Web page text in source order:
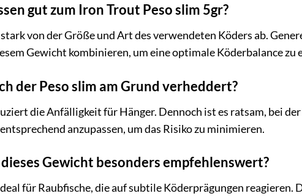
gut zum Iron Trout Peso slim 5gr?
von der Größe und Art des verwendeten Köders ab.
Gewicht kombinieren, um eine optimale Köderbalance zu
der Peso slim am Grund verheddert?
die Anfälligkeit für Hänger. Dennoch ist es ratsam, bei
anzupassen, um das Risiko zu minimieren.
Gewicht besonders empfehlenswert?
für Raubfische, die auf subtile Köderprägungen reagieren.